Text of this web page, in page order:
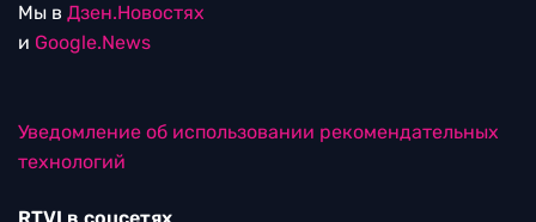
Мы в Дзен.Новостях
и Google.News
Уведомление об использовании рекомендательных
технологий